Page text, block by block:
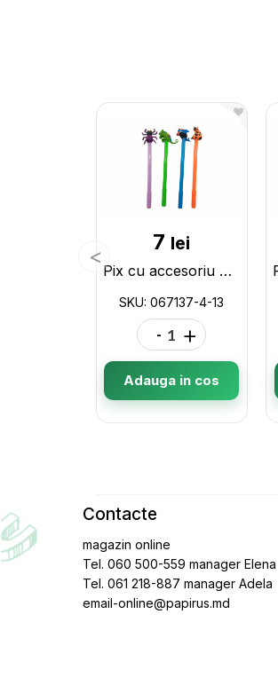
7 lei
Pix cu accesoriu Animalute asorti ML4-13 067137-4-13
SKU: 067137-4-13
- +
Adauga in cos
Contacte
magazin online
Tel. 060 500-559 manager Elena
Tel. 061 218-887 manager Adela
email-online@papirus.md